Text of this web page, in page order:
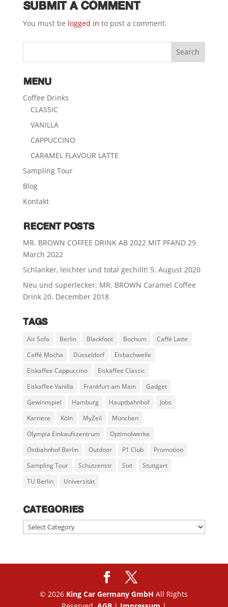
SUBMIT A COMMENT
You must be logged in to post a comment.
MENU
Coffee Drinks
CLASSIC
VANILLA
CAPPUCCINO
CARAMEL FLAVOUR LATTE
Sampling Tour
Blog
Kontakt
RECENT POSTS
MR. BROWN COFFEE DRINK AB 2022 MIT PFAND 29.
March 2022
Schlanker, leichter und total gechillt! 5. August 2020
Neu und superlecker: MR. BROWN Caramel Coffee
Drink 20. December 2018
TAGS
Air Sofa Berlin Blackfoot Bochum
Caffé Latte
Caffé Mocha
Düsseldorf
Eisbachwelle
Eiskaffee Cappuccino
Eiskaffee Classic
Eiskaffee Vanilla
Frankfurt am Main
Gadget
Gewinnspiel
Hamburg Hauptbahnhof
Jobs
Karriere
Köln MyZeil
München
Olympia Einkaufszentrum
Optimolwerke
Ostbahnhof Berlin
Outdoor P1 Club
Promotion
Sampling Tour
Schützenstr Sixt
Stuttgart
TU Berlin
Universität
CATEGORIES
Categories
© 2026 King Car Germany GmbHAll Rights